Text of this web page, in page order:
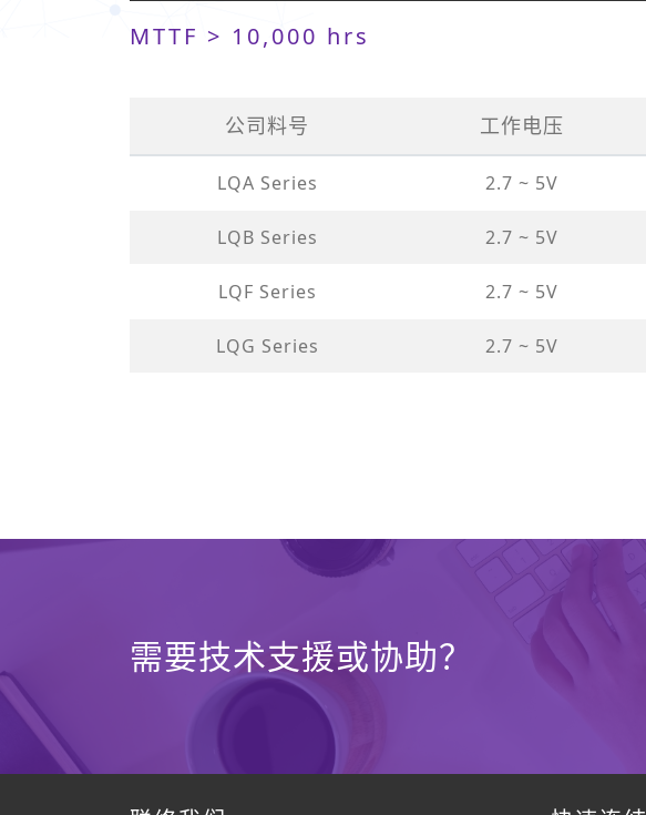
MTTF > 10,000 hrs
公司料号 工作电压
LQA Series 2.7 ~ 5V
LQB Series 2.7 ~ 5V
LQF Series 2.7 ~ 5V
LQG Series 2.7 ~ 5V
需要技术支援或协助？